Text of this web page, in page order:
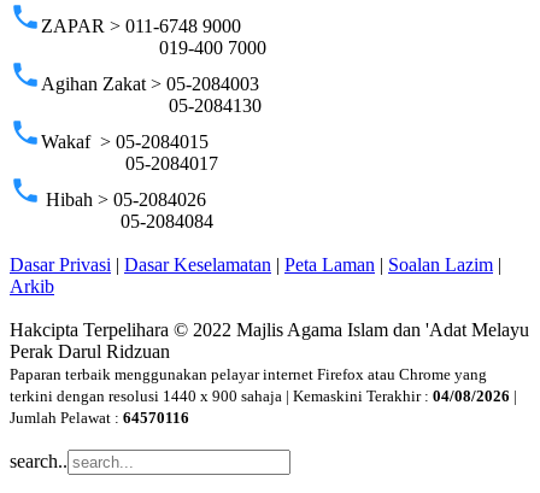
phoneZAPAR > 011-6748 9000
019-400 7000
phoneAgihan Zakat > 05-2084003
05-2084130
phoneWakaf > 05-2084015
05-2084017
phone Hibah > 05-2084026
05-2084084
Dasar Privasi Dasar Keselamatan Peta Laman Soalan Lazim
Arkib
Hakcipta Terpelihara © 2022 Majlis Agama Islam dan 'Adat Melayu
Perak Darul Ridzuan
Paparan terbaik menggunakan pelayar internet Firefox atau Chrome yang
terkini dengan resolusi 1440 x 900 sahaja | Kemaskini Terakhir : 04/08/2026 |
Jumlah Pelawat : 64570116
search..